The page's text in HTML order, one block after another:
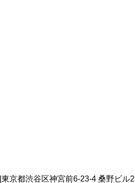
東京都渋谷区神宮前6-23-4 桑野ビル2